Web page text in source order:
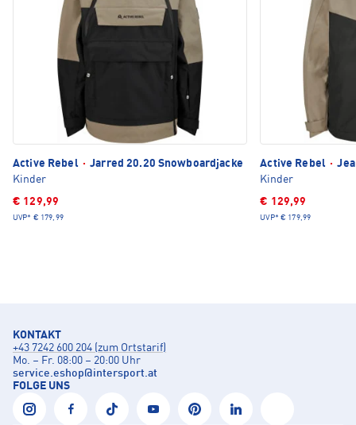
Active Rebel · Jarred 20.20 Snowboardjacke
Kinder
€ 129,99
UVP* € 179,99
Active Rebel ·
Kinder
€ 129,99
UVP* € 179,99
KONTAKT
+43 7242 600 204 (zum Ortstarif)
Mo. – Fr. 08:00 – 20:00 Uhr
service.eshop@intersport.at
FOLGE UNS